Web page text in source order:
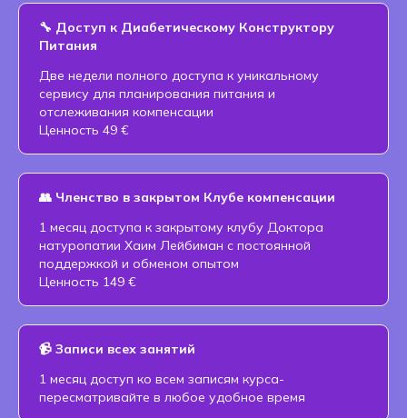
🔧 Доступ к Диабетическому Конструктору
Питания
Две недели полного доступа к уникальному
сервису для планирования питания и
отслеживания компенсации
Ценность 49 €
👥 Членство в закрытом Клубе компенсации
1 месяц доступа к закрытому клубу Доктора
натуропатии Хаим Лейбиман с постоянной
поддержкой и обменом опытом
Ценность 149 €
📹 Записи всех занятий
1 месяц доступ ко всем записям курса-
пересматривайте в любое удобное время
✓ 3 ведущих специалиста
✓ Бонусы на 149 €
✓ Доступ к записям 1 месяц